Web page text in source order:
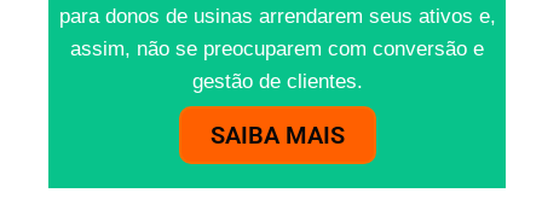
para donos de usinas arrendarem seus ativos e,
assim, não se preocuparem com conversão e
gestão de clientes.
SAIBA MAIS